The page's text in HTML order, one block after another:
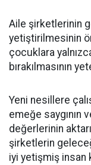
Aile şirketlerinin
yetiştirilmesinin
çocuklara
bırakılmasının
Yeni nesillere
emeğe saygının
değerlerinin
şirketlerin
iyi yetişmiş insan